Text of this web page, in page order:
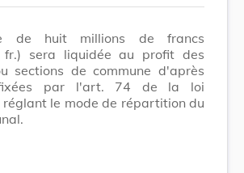
de huit millions de francs
fr.) sera liquidée au profit des
sections de commune d'après
par l'art. 74 de la loi
le mode de répartition du